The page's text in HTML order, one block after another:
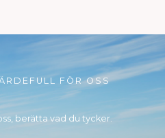
FÖR OSS
berätta vad du tycker.